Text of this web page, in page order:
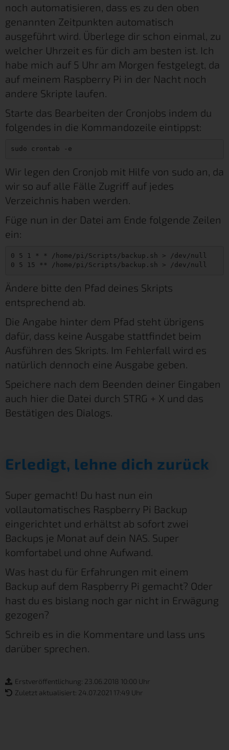
noch automatisieren, dass es zu den oben
genannten Zeitpunkten automatisch
ausgeführt wird. Überlege dir schon einmal, zu
welcher Uhrzeit es für dich am besten ist. Ich
habe mich auf 5 Uhr am Morgen festgelegt, da
auf meinem Raspberry Pi in der Nacht noch
andere Skripte laufen.
Starte das Bearbeiten der Cronjobs indem du
folgendes in die Kommandozeile eintippst:
sudo crontab -e
Wir legen den Cronjob mit Hilfe von sudo an, da
wir so auf alle Fälle Zugriff auf jedes
Verzeichnis haben werden.
Füge nun in der Datei am Ende folgende Zeilen
ein:
0 5 1 * * /home/pi/Scripts/backup.sh > /dev/null
0 5 15 ** /home/pi/Scripts/backup.sh > /dev/null
Ändere bitte den Pfad deines Skripts
entsprechend ab.
Die Angabe hinter dem Pfad steht übrigens
dafür, dass keine Ausgabe stattfindet beim
Ausführen des Skripts. Im Fehlerfall wird es
natürlich dennoch eine Ausgabe geben.
Speichere nach dem Beenden deiner Eingaben
auch hier die Datei durch STRG + X und das
Bestätigen des Dialogs.
Erledigt, lehne dich zurück
Super gemacht! Du hast nun ein
vollautomatisches Raspberry Pi Backup
eingerichtet und erhältst ab sofort zwei
Backups je Monat auf dein NAS. Super
komfortabel und ohne Aufwand.
Was hast du für Erfahrungen mit einem
Backup auf dem Raspberry Pi gemacht? Oder
hast du es bislang noch gar nicht in Erwägung
gezogen?
Schreib es in die Kommentare und lass uns
darüber sprechen.
Erstveröffentlichung: 23.06.2018 10:00 Uhr
Zuletzt aktualisiert: 24.07.2021 17:49 Uhr